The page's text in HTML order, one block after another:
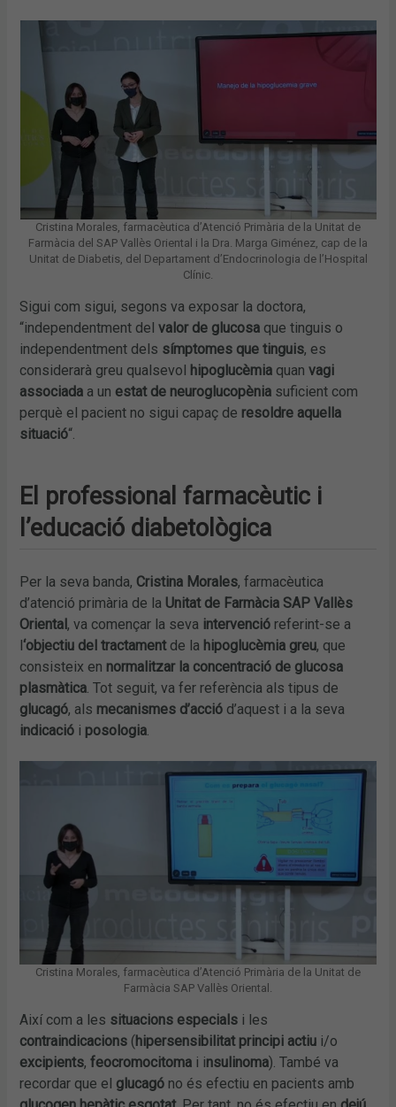
Cristina Morales, farmacèutica d’Atenció Primària de la Unitat de
Farmàcia del SAP Vallès Oriental i la Dra. Marga Giménez, cap de la
Unitat de Diabetis, del Departament d’Endocrinologia de l’Hospital
Clínic.
Sigui com sigui, segons va exposar la doctora,
“independentment delvalor de glucosa que tinguis o
independentment dels símptomes que tinguis, es
considerarà greu qualsevol hipoglucèmia quanvagi
associada a un estat de neuroglucopènia suficient com
perquè el pacient no sigui capaç de resoldre aquella
situació“.
El professional farmacèutic i
l’educació diabetològica
Per la seva banda, Cristina Morales, farmacèutica
d’atenció primària de la Unitat de Farmàcia SAP Vallès
Oriental, va començar la seva intervenció referint-se a
l‘objectiu del tractament de la hipoglucèmia greu, que
consisteix en normalitzar la concentració de glucosa
plasmàtica. Tot seguit, va fer referència als tipus de
glucagó, als mecanismes d’acció d’aquest i a la seva
indicació i posologia.
Cristina Morales, farmacèutica d’Atenció Primària de la Unitat de
Farmàcia SAP Vallès Oriental.
Així com a les situacions especials i les
contraindicacions (hipersensibilitat principi actiu i/o
excipients,feocromocitoma i insulinoma). També va
recordar que el glucagó no és efectiu en pacients amb